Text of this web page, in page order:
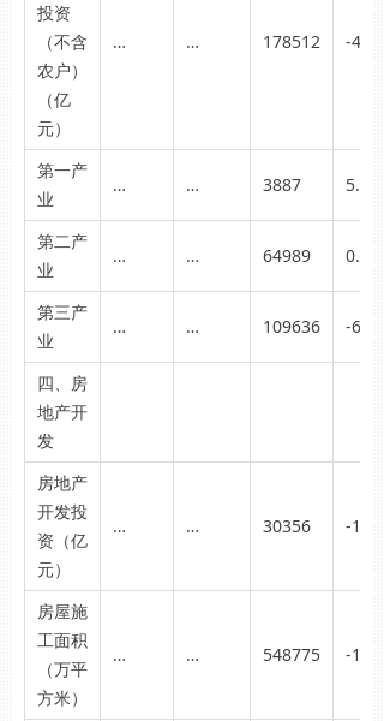
投资
（不含
农户）
（亿
元）
… … 178512 -4.1
第一产
业
… … 3887 5.9
第二产
业
… … 64989 0.1
第三产
业
… … 109636 -6.8
四、房
地产开
发
房地产
开发投
资（亿
元）
… … 30356 -16.2
房屋施
工面积
（万平
方米）
… … 548775 -12.3